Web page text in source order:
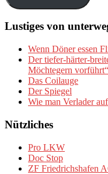
Lustiges von
Wenn Döner essen
Der tiefer-härter-
Möchtegern vorführt“
Das Coilauge
Der Spiegel
Wie man Verlader
Nützliches
Pro LKW
Doc Stop
ZF Friedrichshafen